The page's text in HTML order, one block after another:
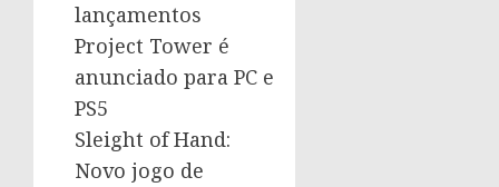
lançamentos
Project Tower é
anunciado para PC e
PS5
Sleight of Hand:
Novo jogo de